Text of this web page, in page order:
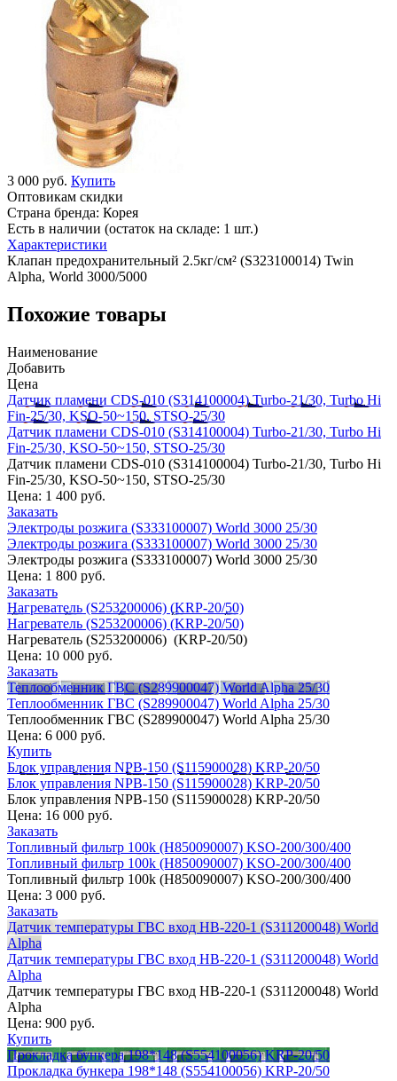
3 000 руб. Купить
Оптовикам скидки
Страна бренда: Корея
Есть в наличии (остаток на складе: 1 шт.)
Характеристики
Клапан предохранительный 2.5кг/см² (S323100014) Twin
Alpha, World 3000/5000
Похожие товары
Наименование
Добавить
Цена
Датчик пламени CDS-010 (S314100004) Turbo-21/30, Turbo Hi
Fin-25/30, KSO-50~150, STSO-25/30
Датчик пламени CDS-010 (S314100004) Turbo-21/30, Turbo Hi
Fin-25/30, KSO-50~150, STSO-25/30
Датчик пламени CDS-010 (S314100004) Turbo-21/30, Turbo Hi
Fin-25/30, KSO-50~150, STSO-25/30
Цена: 1 400 руб.
Заказать
Электроды розжига (S333100007) World 3000 25/30
Электроды розжига (S333100007) World 3000 25/30
Электроды розжига (S333100007) World 3000 25/30
Цена: 1 800 руб.
Заказать
Нагреватель (S253200006) (KRP-20/50)
Нагреватель (S253200006) (KRP-20/50)
Нагреватель (S253200006) (KRP-20/50)
Цена: 10 000 руб.
Заказать
Теплообменник ГВС (S289900047) World Alpha 25/30
Теплообменник ГВС (S289900047) World Alpha 25/30
Теплообменник ГВС (S289900047) World Alpha 25/30
Цена: 6 000 руб.
Купить
Блок управления NPB-150 (S115900028) KRP-20/50
Блок управления NPB-150 (S115900028) KRP-20/50
Блок управления NPB-150 (S115900028) KRP-20/50
Цена: 16 000 руб.
Заказать
Топливный фильтр 100k (H850090007) KSO-200/300/400
Топливный фильтр 100k (H850090007) KSO-200/300/400
Топливный фильтр 100k (H850090007) KSO-200/300/400
Цена: 3 000 руб.
Заказать
Датчик температуры ГВС вход НB-220-1 (S311200048) World
Alpha
Датчик температуры ГВС вход НB-220-1 (S311200048) World
Alpha
Датчик температуры ГВС вход НB-220-1 (S311200048) World
Alpha
Цена: 900 руб.
Купить
Прокладка бункера 198*148 (S554100056) KRP-20/50
Прокладка бункера 198*148 (S554100056) KRP-20/50